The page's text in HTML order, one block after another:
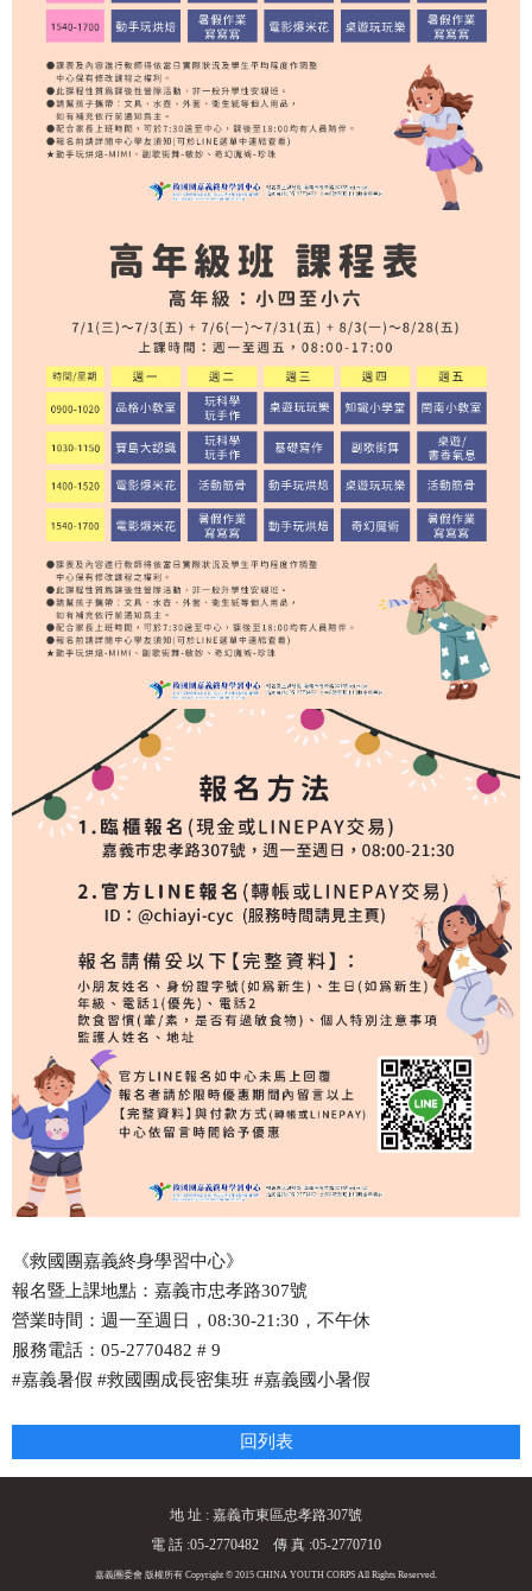
《救國團嘉義終身學習中心》
報名暨上課地點：嘉義市忠孝路307號
營業時間：週一至週日，08:30-21:30，不午休
服務電話：05-2770482 # 9
#嘉義暑假 #救國團成長密集班 #嘉義國小暑假
回列表
地 址 : 嘉義市東區忠孝路307號
電 話 :05-2770482 傳 真 :05-2770710
嘉義團委會 版權所有 Copyright © 2015 CHINA YOUTH CORPS All Rights Reserved.